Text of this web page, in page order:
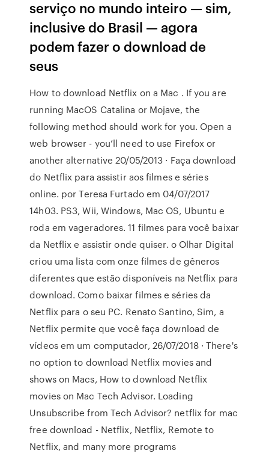
serviço no mundo inteiro — sim,
inclusive do Brasil — agora
podem fazer o download de
seus
How to download Netflix on a Mac . If you are
running MacOS Catalina or Mojave, the
following method should work for you. Open a
web browser - you’ll need to use Firefox or
another alternative 20/05/2013 · Faça download
do Netflix para assistir aos filmes e séries
online. por Teresa Furtado em 04/07/2017
14h03. PS3, Wii, Windows, Mac OS, Ubuntu e
roda em vageradores. 11 filmes para você baixar
da Netflix e assistir onde quiser. o Olhar Digital
criou uma lista com onze filmes de gêneros
diferentes que estão disponíveis na Netflix para
download. Como baixar filmes e séries da
Netflix para o seu PC. Renato Santino, Sim, a
Netflix permite que você faça download de
vídeos em um computador, 26/07/2018 · There's
no option to download Netflix movies and
shows on Macs, How to download Netflix
movies on Mac Tech Advisor. Loading
Unsubscribe from Tech Advisor? netflix for mac
free download - Netflix, Netflix, Remote to
Netflix, and many more programs